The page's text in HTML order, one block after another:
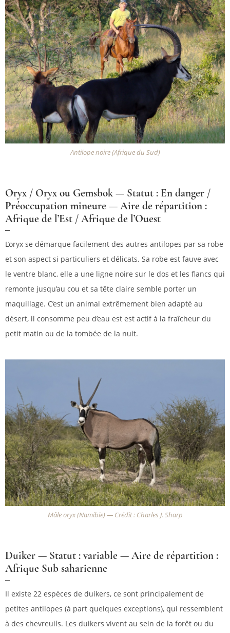
Antilope noire (Afrique du Sud)
Oryx / Oryx ou Gemsbok — Statut : En danger /
Préoccupation mineure — Aire de répartition :
Afrique de l’Est / Afrique de l’Ouest
L’oryx se démarque facilement des autres antilopes par sa robe
et son aspect si particuliers et délicats. Sa robe est fauve avec
le ventre blanc, elle a une ligne noire sur le dos et les flancs qui
remonte jusqu’au cou et sa tête claire semble porter un
maquillage. C’est un animal extrêmement bien adapté au
désert, il consomme peu d’eau est est actif à la fraîcheur du
petit matin ou de la tombée de la nuit.
Mâle oryx (Namibie) — Crédit : Charles J. Sharp
Duiker — Statut : variable — Aire de répartition :
Afrique Sub saharienne
Il existe 22 espèces de duikers, ce sont principalement de
petites antilopes (à part quelques exceptions), qui ressemblent
à des chevreuils. Les duikers vivent au sein de la forêt ou du